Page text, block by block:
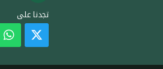
تجدنا على